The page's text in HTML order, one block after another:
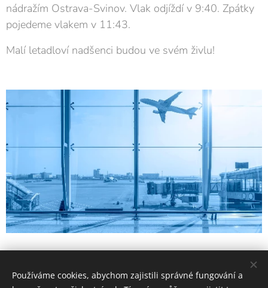
nádražím Ostrava-Svinov. Vlak odjíždí v 9:40. Zpátky
pojedeme vlakem v 11:43.
Malí letadloví nadšenci budou ve svém živlu!
Používáme cookies, abychom zajistili správné fungování a